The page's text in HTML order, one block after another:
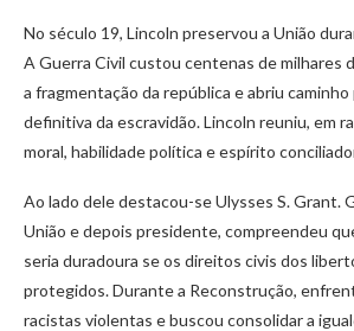
No século 19, Lincoln preservou a União
A Guerra Civil custou centenas de milhares
a fragmentação da república e abriu caminho
definitiva da escravidão. Lincoln reuniu, em
moral, habilidade política e espírito
Ao lado dele destacou-se Ulysses S. Grant.
União e depois presidente, compreendeu
seria duradoura se os direitos civis dos
protegidos. Durante a Reconstrução,
racistas violentas e buscou consolidar a